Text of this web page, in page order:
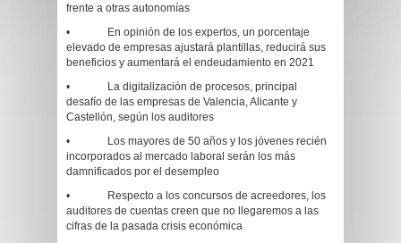
frente a otras autonomías
• En opinión de los expertos, un porcentaje
elevado de empresas ajustará plantillas, reducirá sus
beneficios y aumentará el endeudamiento en 2021
• La digitalización de procesos, principal
desafío de las empresas de Valencia, Alicante y
Castellón, según los auditores
• Los mayores de 50 años y los jóvenes recién
incorporados al mercado laboral serán los más
damnificados por el desempleo
• Respecto a los concursos de acreedores, los
auditores de cuentas creen que no llegaremos a las
cifras de la pasada crisis económica